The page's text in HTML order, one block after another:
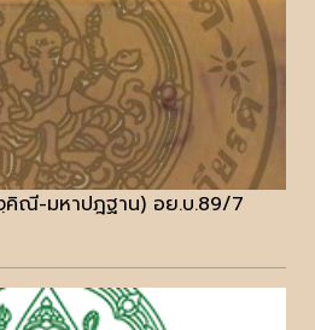
ณี-มหาปฎฐาน) อย.บ.89/7